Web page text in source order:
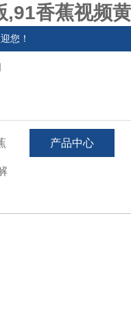
香蕉视频
！
产品中心